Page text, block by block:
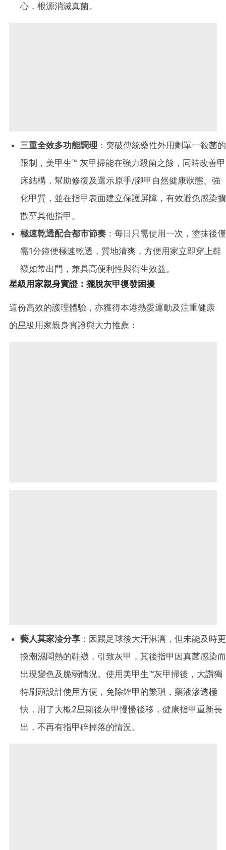
心，根源消滅真菌。
三重全效多功能調理 ：突破傳統藥性外用劑單一殺菌的
限制，美甲生™ 灰甲掃能在強力殺菌之餘，同時改善甲
床結構，幫助修復及還示原手/腳甲自然健康狀態、強
化甲質，並在指甲表面建立保護屏障，有效避免感染擴
散至其他指甲。
極速乾透配合都市節奏 ：每日只需使用一次，塗抹後僅
需1分鐘便極速乾透，質地清爽，方便用家立即穿上鞋
襪如常出門，兼具高便利性與衛生效益。
星級用家親身實證：擺脫灰甲復發困擾
這份高效的護理體驗，亦獲得本港熱愛運動及注重健康
的星級用家親身實證與大力推薦：
藝人莫家淦分享 ：因踢足球後大汗淋漓，但未能及時更
換潮濕悶熱的鞋襪，引致灰甲，其後指甲因真菌感染而
出現變色及脆弱情況。使用美甲生™灰甲掃後，大讚獨
特刷頭設計使用方便，免除銼甲的繁瑣，藥液滲透極
快，用了大概2星期後灰甲慢慢後移，健康指甲重新長
出，不再有指甲碎掉落的情況。